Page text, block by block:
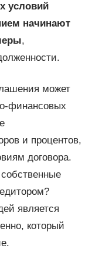
условий
начинают
,
может
финансовых
и процентов,
договора.
является
который